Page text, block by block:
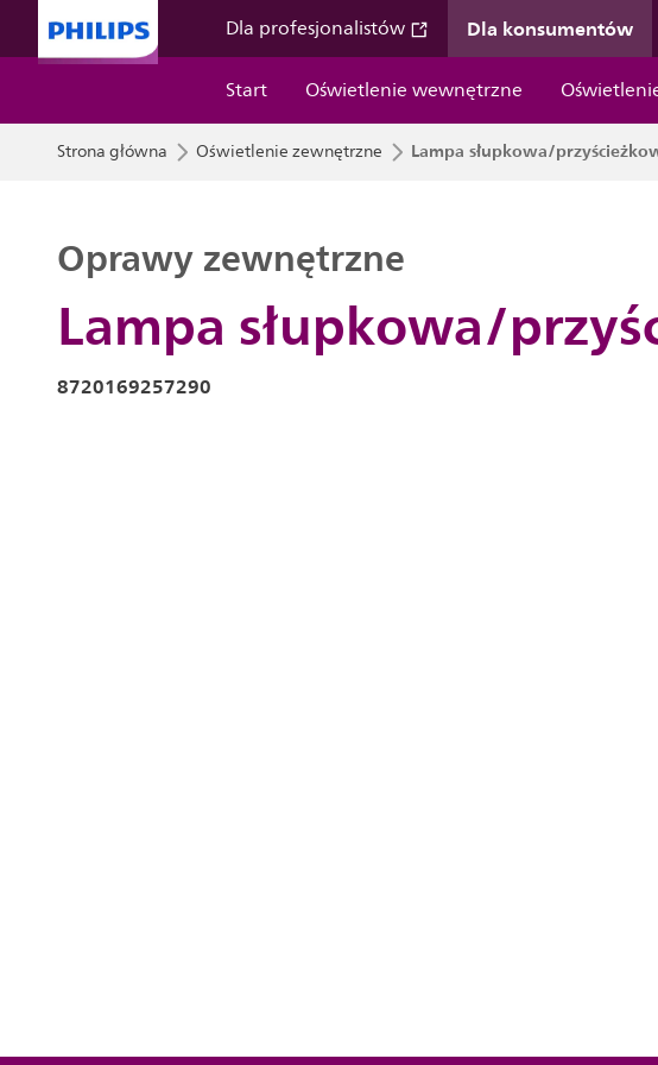
Dla profesjonalistów Dla konsumentów
Start
Oświetlenie wewnętrzne
Strona główna Oświetlenie zewnętrzne Lampa słupkowa/
Lampa słupkowa/
Oprawy zewnętrzne
8720169257290